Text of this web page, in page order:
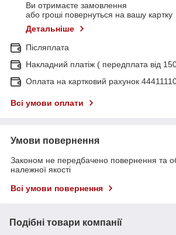
Ви отримаєте замовлення
або гроші повернуться на вашу картку
Детальніше
Післяплата
Накладний платіж ( передплата від
Оплата на картковий рахунок
Всі умови оплати
Умови повернення
Законом не передбачено повернення та
належної якості
Всі умови повернення
Подібні товари компанії